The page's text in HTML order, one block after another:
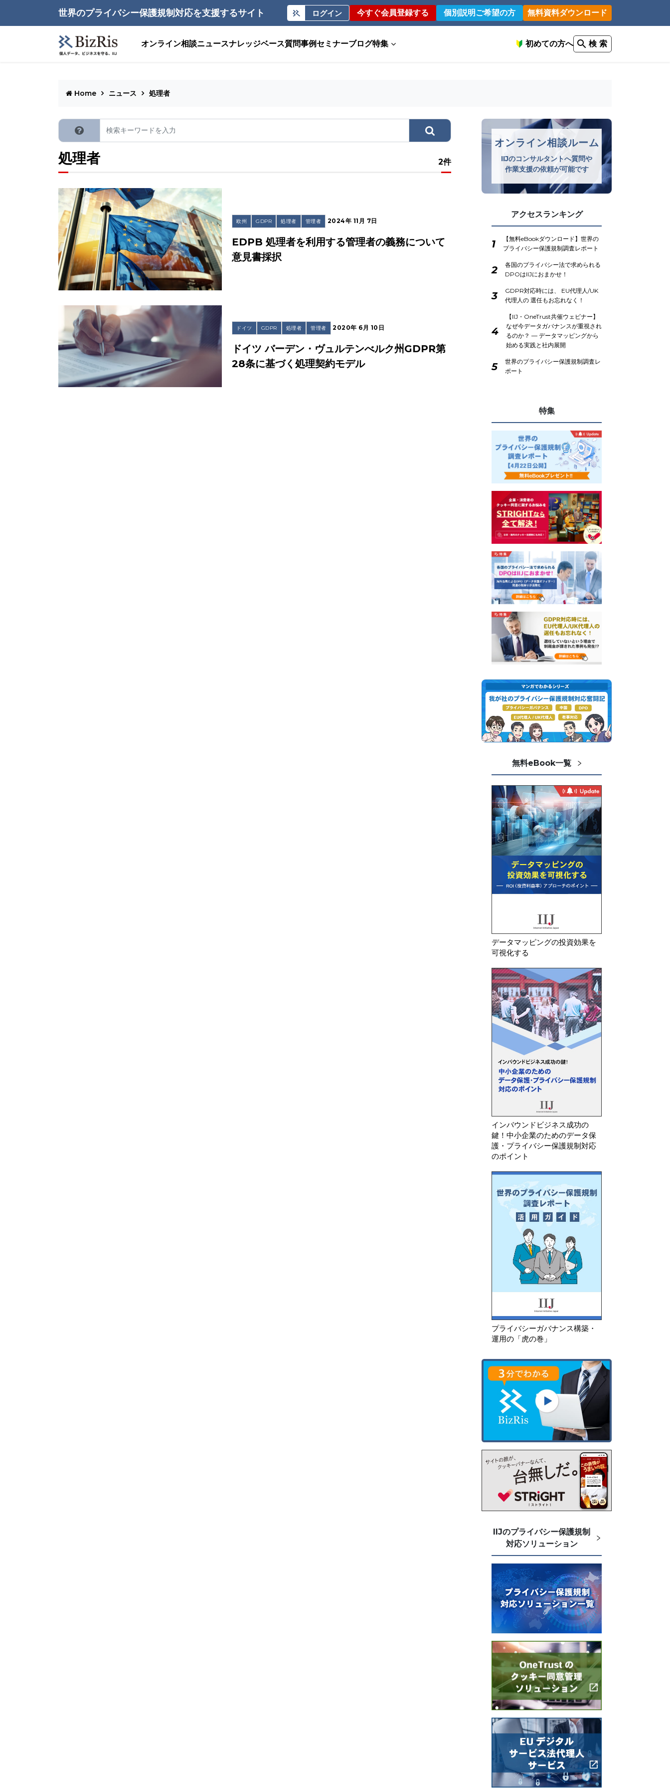
世界のプライバシー保護規制対応を支援するサイト ログイン 今すぐ会員登録する 個別説明ご希望の方 無料資料ダウンロード
オンライン相談ニュースナレッジベース質問事例 セミナーブログ特集 初めての方へ 検 索
Home ニュース 処理者
処理者 2件
欧州 GDPR 処理者 管理者 2024年 11月 7日
EDPB 処理者を利用する管理者の義務について
意見書採択
ドイツ GDPR 処理者 管理者 2020年 6月 10日
ドイツ バーデン・ヴュルテンべルク州GDPR第
28条に基づく処理契約モデル
オンライン相談ルーム
IIJのコンサルタントへ質問や
作業支援の依頼が可能です
アクセスランキング
1
【無料eBookダウンロード】世界の
プライバシー保護規制調査レポート
2
各国のプライバシー法で求められる
DPOはIIJにおまかせ！
3
GDPR対応時には、 EU代理人/UK
代理人の 選任もお忘れなく！
4
【IIJ・OneTrust共催ウェビナー】
なぜ今データガバナンスが重視され
るのか？ ― データマッピングから
始める実践と社内展開
5
世界のプライバシー保護規制調査レ
ポート
特集
無料eBook一覧
データマッピングの投資効果を
可視化する
インバウンドビジネス成功の
鍵！中小企業のためのデータ保
護・プライバシー保護規制対応
のポイント
プライバシーガバナンス構築・
運用の「虎の巻」
IIJのプライバシー保護規制
対応ソリューション